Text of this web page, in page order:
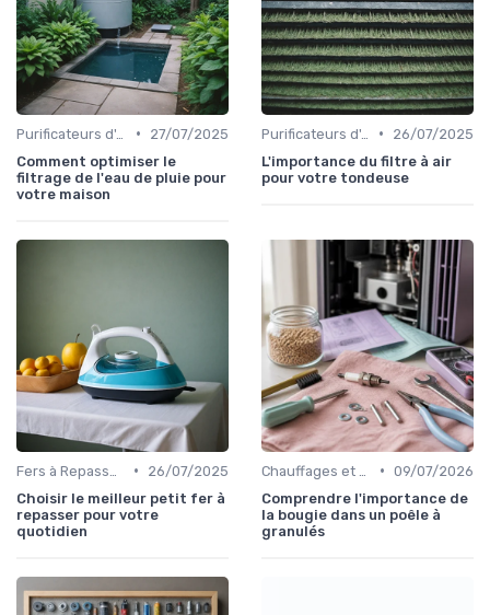
•
27/07/2025
Comment optimiser le
filtrage de l'eau de pluie pour
votre maison
•
26/07/2025
L'importance du filtre à air
pour votre tondeuse
•
26/07/2025
Choisir le meilleur petit fer à
repasser pour votre
quotidien
• 09/07/2026
Comprendre l'importance de
la bougie dans un poêle à
granulés